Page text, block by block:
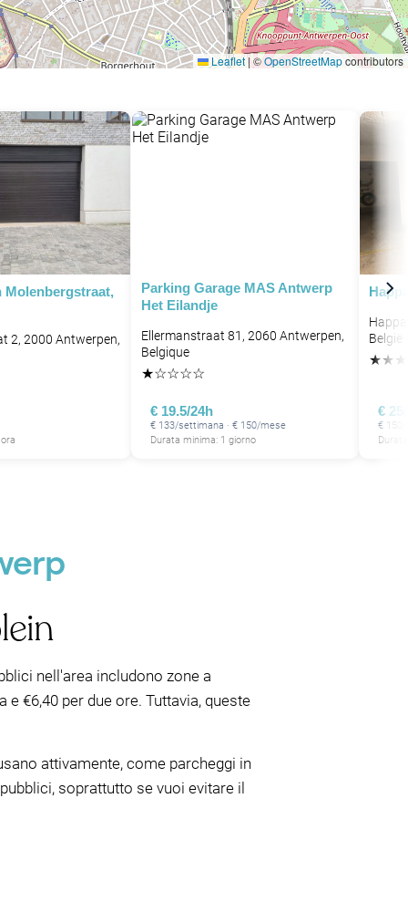
P
P
Leaflet|©OpenStreetMapcontributors
Molenbergstraat,
2, 2000 Antwerpen,
Parking Garage MAS Antwerp
Het Eilandje
Ellermanstraat 81, 2060 Antwerpen,
Belgique
★☆☆☆☆
€ 19.5/24h
€ 133/settimana · € 150/mese
Durata minima: 1 giorno
België
★★ ★
€
€
nell'area includono zone a
€6,40 per due ore. Tuttavia, queste
attivamente, come parcheggi in
soprattutto se vuoi evitare il